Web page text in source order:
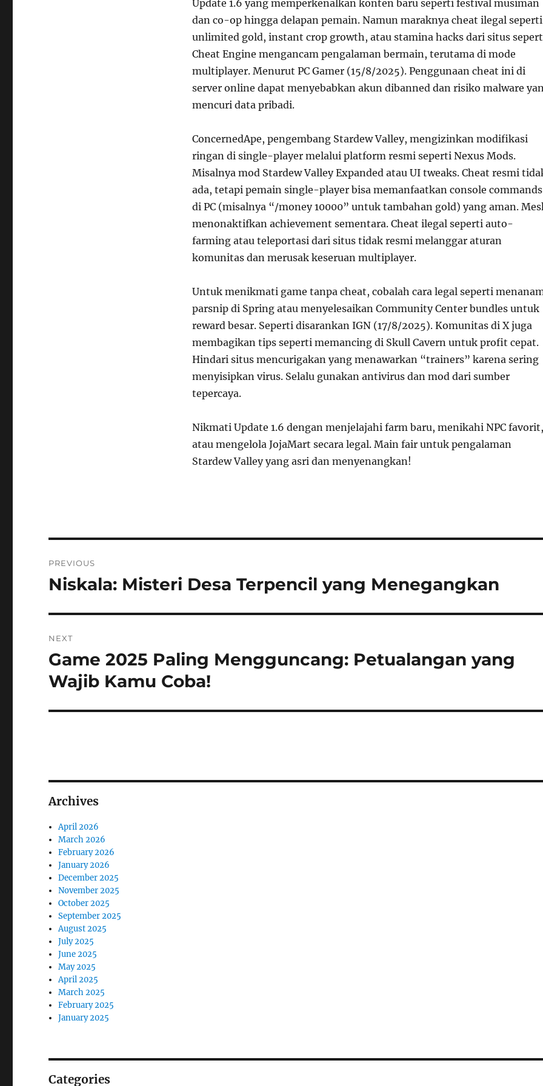
Update 1.6 yang memperkenalkan konten baru seperti festival musiman
dan co-op hingga delapan pemain. Namun maraknya cheat ilegal seperti
unlimited gold, instant crop growth, atau stamina hacks dari situs
Cheat Engine mengancam pengalaman bermain, terutama di mode
multiplayer. Menurut PC Gamer (15/8/2025). Penggunaan cheat ini di
server online dapat menyebabkan akun dibanned dan risiko malware
mencuri data pribadi.
ConcernedApe, pengembang Stardew Valley, mengizinkan modifikasi
ringan di single-player melalui platform resmi seperti Nexus Mods.
Misalnya mod Stardew Valley Expanded atau UI tweaks. Cheat resmi
ada, tetapi pemain single-player bisa memanfaatkan console commands
di PC (misalnya “/money 10000” untuk tambahan gold) yang aman.
menonaktifkan achievement sementara. Cheat ilegal seperti auto-
farming atau teleportasi dari situs tidak resmi melanggar aturan
komunitas dan merusak keseruan multiplayer.
Untuk menikmati game tanpa cheat, cobalah cara legal seperti
parsnip di Spring atau menyelesaikan Community Center bundles untuk
reward besar. Seperti disarankan IGN (17/8/2025). Komunitas di X juga
membagikan tips seperti memancing di Skull Cavern untuk profit cepat.
Hindari situs mencurigakan yang menawarkan “trainers” karena sering
menyisipkan virus. Selalu gunakan antivirus dan mod dari sumber
tepercaya.
Nikmati Update 1.6 dengan menjelajahi farm baru, menikahi NPC favorit,
atau mengelola JojaMart secara legal. Main fair untuk pengalaman
Stardew Valley yang asri dan menyenangkan!
navigation
PREVIOUS
Previous
Niskala: Misteri Desa Terpencil yang Menegangkan
NEXT
Next
post:
Game 2025 Paling Mengguncang: Petualangan yang
Wajib Kamu Coba!
Archives
April 2026
March 2026
February 2026
January 2026
December 2025
November 2025
October 2025
September 2025
August 2025
July 2025
June 2025
May 2025
April 2025
March 2025
February 2025
January 2025
Categories